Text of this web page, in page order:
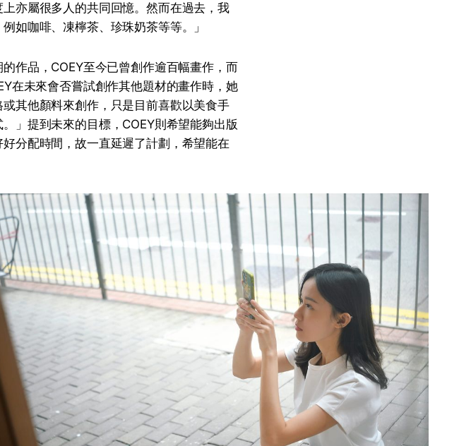
亦屬很多人的共同回憶。然而在過去，我
如咖啡、凍檸茶、珍珠奶茶等等。」
作品，COEY至今已曾創作逾百幅畫作，而
在未來會否嘗試創作其他題材的畫作時，她
其他顏料來創作，只是目前喜歡以美食手
」提到未來的目標，COEY則希望能夠出版
分配時間，故一直延遲了計劃，希望能在